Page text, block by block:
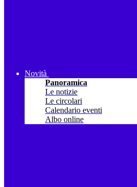
Novità
Panoramica
Le notizie
Le circolari
Calendario eventi
Albo online